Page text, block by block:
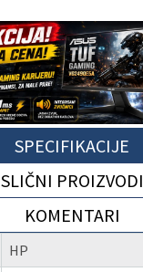
SPECIFIKACIJE
SLIČNI PROIZVODI
KOMENTARI
HP